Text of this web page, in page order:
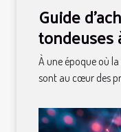
Guide
tondeuses
en 2025
À une époque où
sont au cœur des